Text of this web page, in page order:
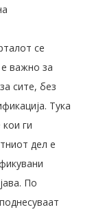
се
важно за
сите, без
Тука
ги
дел е
По